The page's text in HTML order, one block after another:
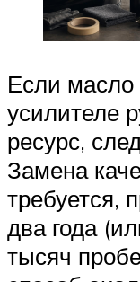
Если масло
усилителе
ресурс,
Замена
требуется,
два года
тысяч